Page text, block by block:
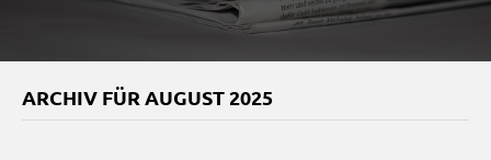
ARCHIV FÜR AUGUST 2025